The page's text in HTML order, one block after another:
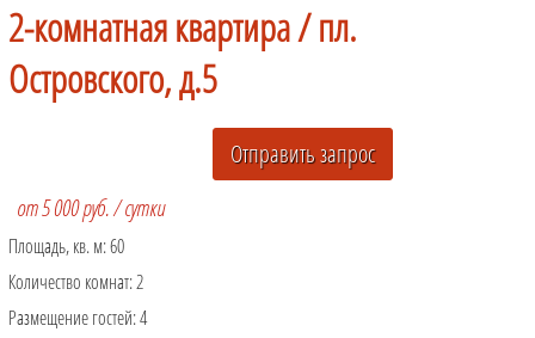
2-комнатная квартира /пл.
Островского, д.5
от 5 000 руб. / сутки
Площадь, кв. м:60
Количество комнат:2
Размещение гостей:4